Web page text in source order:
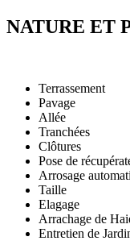
NATURE ET
Terrassement
Pavage
Allée
Tranchées
Clôtures
Pose de
Arrosage
Taille
Elagage
Arrachage de
Entretien de